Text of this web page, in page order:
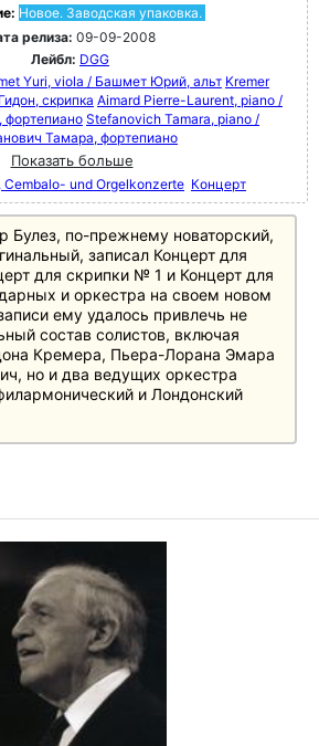
Новое. Заводская упаковка.
релиза: 09-09-2008
Лейбл: DGG
Yuri, viola / Башмет Юрий, альт Kremer
скрипка Aimard Pierre-Laurent, piano /
Stefanovich Tamara, piano /
Тамара, фортепиано
Показать больше
Cembalo- und Orgelkonzerte Концерт
Булез, по-прежнему новаторский,
записал Концерт для
для скрипки № 1 и Концерт для
и оркестра на своем новом
ему удалось привлечь не
состав солистов, включая
Кремера, Пьера-Лорана Эмара
но и два ведущих оркестра
и Лондонский
желать лучшего:
подготовленные солисты,
возрастом дирижера и
звук, который кажется
в форте делают эту запись